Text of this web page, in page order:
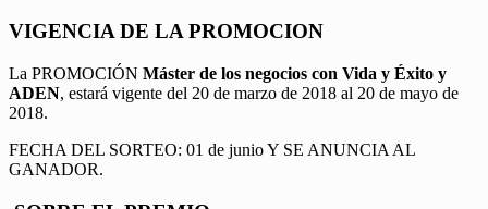
VIGENCIA DE LA PROMOCION
La PROMOCIÓN Máster de los negocios con Vida y Éxito y
ADEN, estará vigente del 20 de marzo de 2018 al 20 de mayo de
2018.
FECHA DEL SORTEO: 01 de junio Y SE ANUNCIA AL
GANADOR.